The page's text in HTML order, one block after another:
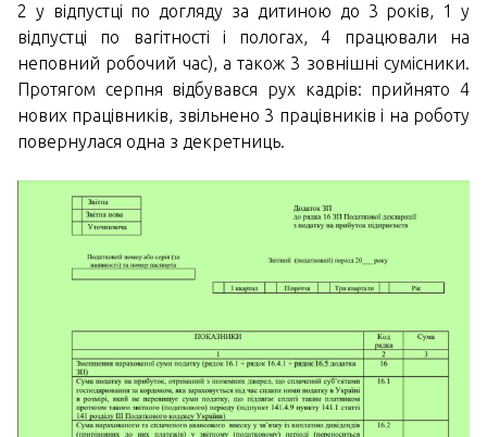
2 у відпустці по догляду за дитиною до 3 років, 1 у
відпустці по вагітності і пологах, 4 працювали на
неповний робочий час), а також 3 зовнішні сумісники.
Протягом серпня відбувався рух кадрів: прийнято 4
нових працівників, звільнено 3 працівників і на роботу
повернулася одна з декретниць.